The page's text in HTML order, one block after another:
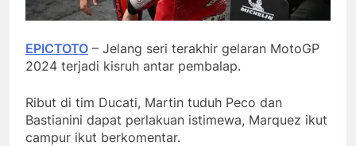
EPICTOTO – Jelang seri terakhir gelaran MotoGP
2024 terjadi kisruh antar pembalap.
Ribut di tim Ducati, Martin tuduh Peco dan
Bastianini dapat perlakuan istimewa, Marquez ikut
campur ikut berkomentar.